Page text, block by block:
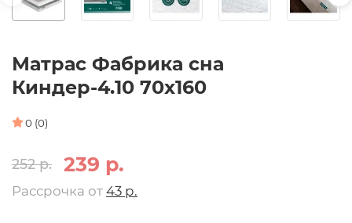
Матрас Фабрика сна
Киндер-4.10 70х160
0 (0)
252 р. 239 р.
Рассрочка от 43 р.